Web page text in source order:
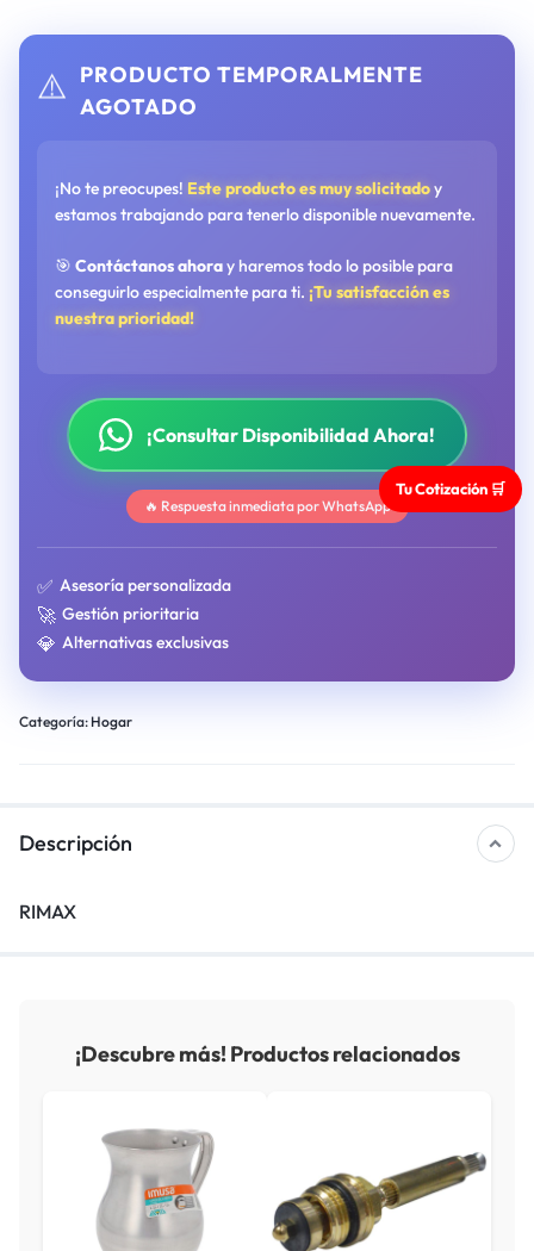
⚠️ PRODUCTO TEMPORALMENTE
AGOTADO
¡No te preocupes! Este producto es muy solicitadoy
estamos trabajando para tenerlo disponible nuevamente.
🎯 Contáctanos ahoray haremos todo lo posible para
conseguirlo especialmente para ti. ¡Tu satisfacción es
nuestra prioridad!
¡Consultar Disponibilidad Ahora!
🔥 Respuesta inmediata por WhatsApp
✅ Asesoría personalizada
🚀 Gestión prioritaria
💎 Alternativas exclusivas
Categoría: Hogar
Descripción
RIMAX
¡Descubre más! Productos relacionados
Tu Cotización 🛒